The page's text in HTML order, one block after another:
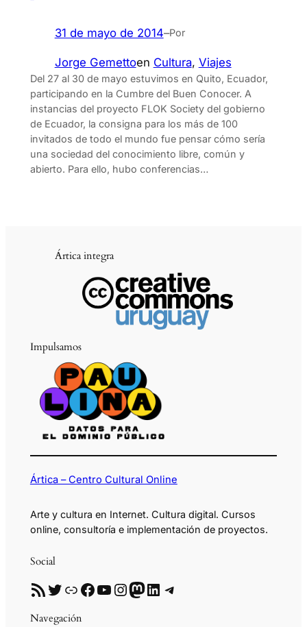
31 de mayo de 2014–Por
Jorge Gemettoen Cultura, Viajes
Del 27 al 30 de mayo estuvimos en Quito, Ecuador,
participando en la Cumbre del Buen Conocer. A
instancias del proyecto FLOK Society del gobierno
de Ecuador, la consigna para los más de 100
invitados de todo el mundo fue pensar cómo sería
una sociedad del conocimiento libre, común y
abierto. Para ello, hubo conferencias…
Ártica integra
Impulsamos
Ártica – Centro Cultural Online
Arte y cultura en Internet. Cultura digital. Cursos
online, consultoría e implementación de proyectos.
Social
RSS Twitter Enlace Facebook YouTube InstagramMastodon LinkedIn Telegram
Navegación